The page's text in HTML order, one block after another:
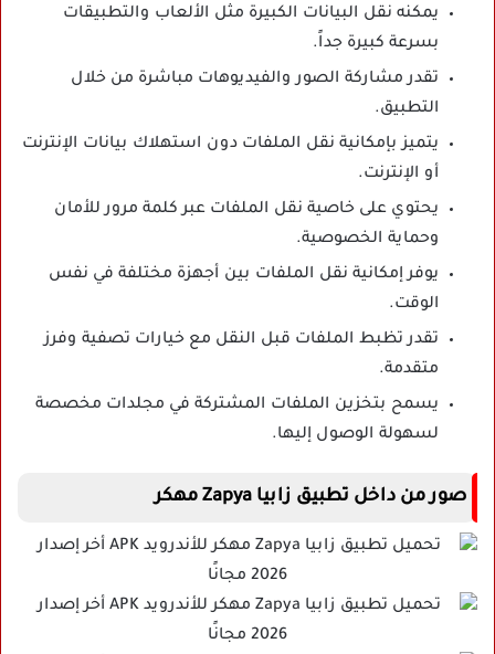
يمكنه نقل البيانات الكبيرة مثل الألعاب والتطبيقات
بسرعة كبيرة جداً.
تقدر مشاركة الصور والفيديوهات مباشرة من خلال
التطبيق.
يتميز بإمكانية نقل الملفات دون استهلاك بيانات الإنترنت
أو الإنترنت.
يحتوي على خاصية نقل الملفات عبر كلمة مرور للأمان
وحماية الخصوصية.
يوفر إمكانية نقل الملفات بين أجهزة مختلفة في نفس
الوقت.
تقدر تظبط الملفات قبل النقل مع خيارات تصفية وفرز
متقدمة.
يسمح بتخزين الملفات المشتركة في مجلدات مخصصة
لسهولة الوصول إليها.
صور من داخل تطبيق زابيا Zapya مهكر